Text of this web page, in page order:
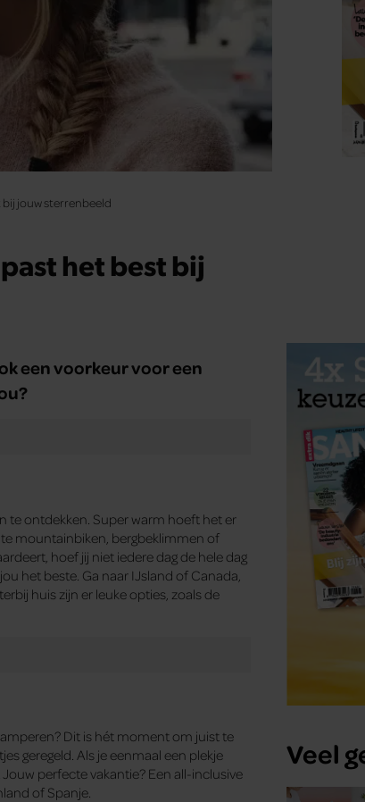
bij jouw sterrenbeeld
het best bij
een voorkeur voor een
te ontdekken. Super warm hoeft het er
te mountainbiken, bergbeklimmen of
hoef jij niet iedere dag de hele dag
het beste. Ga naar IJsland of Canada,
huis zijn er leuke opties, zoals de
Dit is hét moment om juist te
geregeld. Als je eenmaal een plekje
perfecte vakantie? Een all-inclusive
of Spanje.